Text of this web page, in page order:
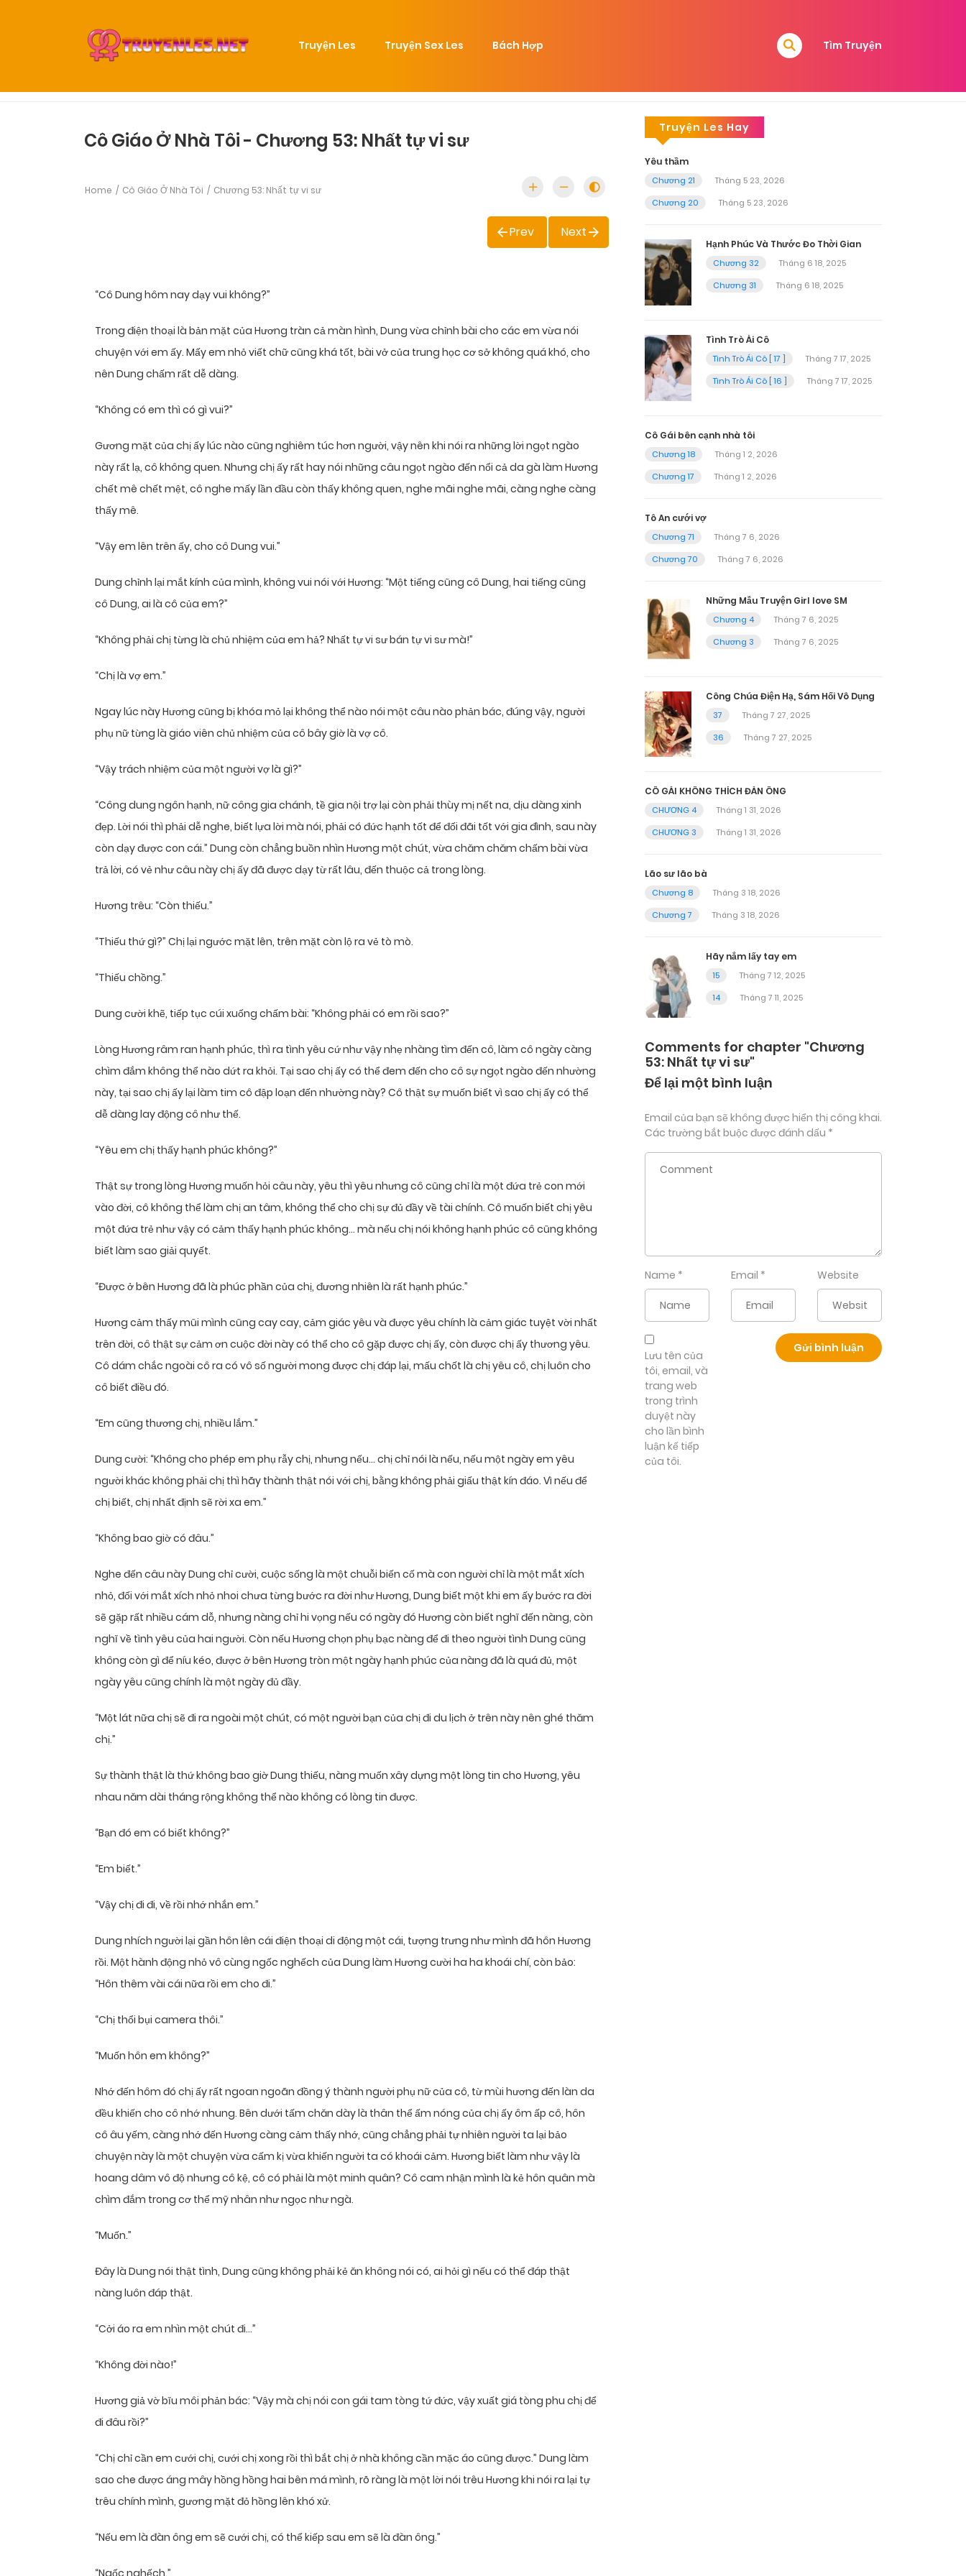
Truyện Les Truyện Sex Les Bách Hợp Tìm Truyện
Cô Giáo Ở Nhà Tôi - Chương 53: Nhất tự vi sư
Home Cô Giáo Ở Nhà Tôi Chương 53: Nhất tự vi sư
Prev Next
“Cô Dung hôm nay dạy vui không?”
Trong điện thoại là bản mặt của Hương tràn cả màn hình, Dung vừa chỉnh bài cho các em vừa nói
chuyện với em ấy. Mấy em nhỏ viết chữ cũng khá tốt, bài vở của trung học cơ sở không quá khó, cho
nên Dung chấm rất dễ dàng.
“Không có em thì có gì vui?”
Gương mặt của chị ấy lúc nào cũng nghiêm túc hơn người, vậy nên khi nói ra những lời ngọt ngào
này rất lạ, cô không quen. Nhưng chị ấy rất hay nói những câu ngọt ngào đến nổi cả da gà làm Hương
chết mê chết mệt, cô nghe mấy lần đầu còn thấy không quen, nghe mãi nghe mãi, càng nghe càng
thấy mê.
“Vậy em lên trên ấy, cho cô Dung vui.”
Dung chỉnh lại mắt kính của mình, không vui nói với Hương: “Một tiếng cũng cô Dung, hai tiếng cũng
cô Dung, ai là cô của em?”
“Không phải chị từng là chủ nhiệm của em hả? Nhất tự vi sư bán tự vi sư mà!”
“Chị là vợ em.”
Ngay lúc này Hương cũng bị khóa mỏ lại không thể nào nói một câu nào phản bác, đúng vậy, người
phụ nữ từng là giáo viên chủ nhiệm của cô bây giờ là vợ cô.
“Vậy trách nhiệm của một người vợ là gì?”
“Công dung ngôn hạnh, nữ công gia chánh, tề gia nội trợ lại còn phải thùy mị nết na, dịu dàng xinh
đẹp. Lời nói thì phải dễ nghe, biết lựa lời mà nói, phải có đức hạnh tốt để đối đãi tốt với gia đình, sau này
còn dạy được con cái.” Dung còn chẳng buồn nhìn Hương một chút, vừa chăm chăm chấm bài vừa
trả lời, có vẻ như câu này chị ấy đã được dạy từ rất lâu, đến thuộc cả trong lòng.
Hương trêu: “Còn thiếu.”
“Thiếu thứ gì?” Chị lại ngước mặt lên, trên mặt còn lộ ra vẻ tò mò.
“Thiếu chồng.”
Dung cười khẽ, tiếp tục cúi xuống chấm bài: “Không phải có em rồi sao?”
Lòng Hương râm ran hạnh phúc, thì ra tình yêu cứ như vậy nhẹ nhàng tìm đến cô, làm cô ngày càng
chìm đắm không thể nào dứt ra khỏi. Tại sao chị ấy có thể đem đến cho cô sự ngọt ngào đến nhường
này, tại sao chị ấy lại làm tim cô đập loạn đến nhường này? Cô thật sự muốn biết vì sao chị ấy có thể
dễ dàng lay động cô như thế.
“Yêu em chị thấy hạnh phúc không?”
Thật sự trong lòng Hương muốn hỏi câu này, yêu thì yêu nhưng cô cũng chỉ là một đứa trẻ con mới
vào đời, cô không thể làm chị an tâm, không thể cho chị sự đủ đầy về tài chính. Cô muốn biết chị yêu
một đứa trẻ như vậy có cảm thấy hạnh phúc không… mà nếu chị nói không hạnh phúc cô cũng không
biết làm sao giải quyết.
“Được ở bên Hương đã là phúc phần của chị, đương nhiên là rất hạnh phúc.”
Hương cảm thấy mũi mình cũng cay cay, cảm giác yêu và được yêu chính là cảm giác tuyệt vời nhất
trên đời, cô thật sự cảm ơn cuộc đời này có thể cho cô gặp được chị ấy, còn được chị ấy thương yêu.
Cô dám chắc ngoài cô ra có vô số người mong được chị đáp lại, mấu chốt là chị yêu cô, chị luôn cho
cô biết điều đó.
“Em cũng thương chị, nhiều lắm.”
Dung cười: “Không cho phép em phụ rẫy chị, nhưng nếu… chị chỉ nói là nếu, nếu một ngày em yêu
người khác không phải chị thì hãy thành thật nói với chị, bằng không phải giấu thật kín đáo. Vì nếu để
chị biết, chị nhất định sẽ rời xa em.”
“Không bao giờ có đâu.”
Nghe đến câu này Dung chỉ cười, cuộc sống là một chuỗi biến cố mà con người chỉ là một mắt xích
nhỏ, đối với mắt xích nhỏ nhoi chưa từng bước ra đời như Hương, Dung biết một khi em ấy bước ra đời
sẽ gặp rất nhiều cám dỗ, nhưng nàng chỉ hi vọng nếu có ngày đó Hương còn biết nghĩ đến nàng, còn
nghĩ về tình yêu của hai người. Còn nếu Hương chọn phụ bạc nàng để đi theo người tình Dung cũng
không còn gì để níu kéo, được ở bên Hương tròn một ngày hạnh phúc của nàng đã là quá đủ, một
ngày yêu cũng chính là một ngày đủ đầy.
“Một lát nữa chị sẽ đi ra ngoài một chút, có một người bạn của chị đi du lịch ở trên này nên ghé thăm
chị.”
Sự thành thật là thứ không bao giờ Dung thiếu, nàng muốn xây dựng một lòng tin cho Hương, yêu
nhau năm dài tháng rộng không thể nào không có lòng tin được.
“Bạn đó em có biết không?”
“Em biết.”
“Vậy chị đi đi, về rồi nhớ nhắn em.”
Dung nhích người lại gần hôn lên cái điện thoại di động một cái, tượng trưng như mình đã hôn Hương
rồi. Một hành động nhỏ vô cùng ngốc nghếch của Dung làm Hương cười ha ha khoái chí, còn bảo:
“Hôn thêm vài cái nữa rồi em cho đi.”
“Chị thổi bụi camera thôi.”
“Muốn hôn em không?”
Nhớ đến hôm đó chị ấy rất ngoan ngoãn đồng ý thành người phụ nữ của cô, từ mùi hương đến làn da
đều khiến cho cô nhớ nhung. Bên dưới tấm chăn dày là thân thể ấm nóng của chị ấy ôm ấp cô, hôn
cô âu yếm, càng nhớ đến Hương càng cảm thấy nhớ, cũng chẳng phải tự nhiên người ta lại bảo
chuyện này là một chuyện vừa cấm kị vừa khiến người ta có khoái cảm. Hương biết làm như vậy là
hoang dâm vô độ nhưng cô kệ, cô có phải là một minh quân? Cô cam nhận mình là kẻ hôn quân mà
chìm đắm trong cơ thể mỹ nhân như ngọc như ngà.
“Muốn.”
Đây là Dung nói thật tình, Dung cũng không phải kẻ ăn không nói có, ai hỏi gì nếu có thể đáp thật
nàng luôn đáp thật.
“Cởi áo ra em nhìn một chút đi…”
“Không đời nào!”
Hương giả vờ bĩu môi phản bác: “Vậy mà chị nói con gái tam tòng tứ đức, vậy xuất giá tòng phu chị để
đi đâu rồi?”
“Chị chỉ cần em cưới chị, cưới chị xong rồi thì bắt chị ở nhà không cần mặc áo cũng được.” Dung làm
sao che được áng mây hồng hồng hai bên má mình, rõ ràng là một lời nói trêu Hương khi nói ra lại tự
trêu chính mình, gương mặt đỏ hồng lên khó xử.
“Nếu em là đàn ông em sẽ cưới chị, có thể kiếp sau em sẽ là đàn ông.”
Truyện Les Hay
Yêu thầm
Chương 21
Tháng 5 23, 2026
Chương 20
Tháng 5 23, 2026
Hạnh Phúc Và Thước Đo Thời Gian
Chương 32
Tháng 6 18, 2025
Chương 31
Tháng 6 18, 2025
Tình Trò Ái Cô
Tình Trò Ái Cô [ 17 ]
Tháng 7 17, 2025
Tình Trò Ái Cô [ 16 ]
Tháng 7 17, 2025
Cô Gái bên cạnh nhà tôi
Chương 18
Tháng 1 2, 2026
Chương 17
Tháng 1 2, 2026
Tô An cưới vợ
Chương 71
Tháng 7 6, 2026
Chương 70
Tháng 7 6, 2026
Những Mẫu Truyện Girl love SM
Chương 4
Tháng 7 6, 2025
Chương 3
Tháng 7 6, 2025
Công Chúa Điện Hạ, Sám Hối Vô Dụng
37
Tháng 7 27, 2025
36
Tháng 7 27, 2025
CÔ GÁI KHÔNG THÍCH ĐÀN ÔNG
CHƯƠNG 4
Tháng 1 31, 2026
CHƯƠNG 3
Tháng 1 31, 2026
Lão sư lão bà
Chương 8
Tháng 3 18, 2026
Chương 7
Tháng 3 18, 2026
Hãy nắm lấy tay em
15
Tháng 7 12, 2025
14
Tháng 7 11, 2025
Comments for chapter "Chương
53: Nhất tự vi sư"
Để lại một bình luận
Email của bạn sẽ không được hiển thị công khai.
Các trường bắt buộc được đánh dấu *
Name * Email * Website
Lưu tên của
tôi, email, và
trang web
trong trình
duyệt này
cho lần bình
luận kế tiếp
của tôi.